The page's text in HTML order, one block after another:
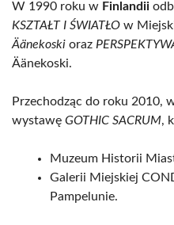
W 1990 roku w Finlandii
KSZTAŁT I ŚWIATŁO w
Äänekoski oraz
Äänekoski.
Przechodząc do roku 2010,
wystawę GOTHIC SACRUM,
Muzeum Historii
Galerii Miejskiej
Pampelunie.